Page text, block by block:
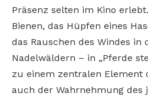
Präsenz selten im Kino
Bienen, das Hüpfen eines
das Rauschen des Windes in
Nadelwäldern – in „Pferde
zu einem zentralen Element
auch der Wahrnehmung des